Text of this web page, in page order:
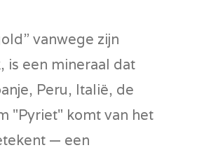
vanwege zijn
een mineraal dat
Peru, Italië, de
"Pyriet" komt van het
— een